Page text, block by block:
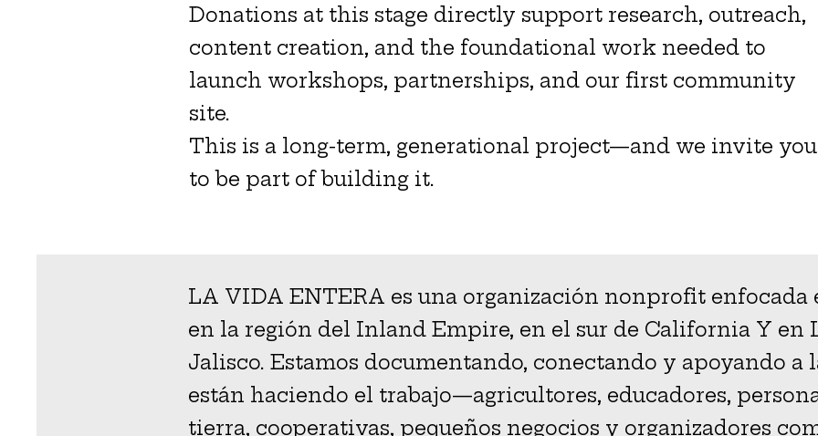
Donations at this stage directly support research, outreach,
content creation, and the foundational work needed to
launch workshops, partnerships, and our first community
site.
This is a long-term, generational project—and we invite you
to be part of building it.
LA VIDA ENTERA es una organización nonprofit
en la región del Inland Empire, en el sur de California Y en
Jalisco. Estamos documentando, conectando y apoyando a
están haciendo el trabajo—agricultores, educadores,
tierra, cooperativas, pequeños negocios y organizadores